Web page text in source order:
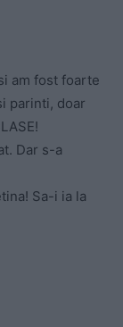
am fost foarte
parinti, doar
Dar s-a
Sa-i ia la